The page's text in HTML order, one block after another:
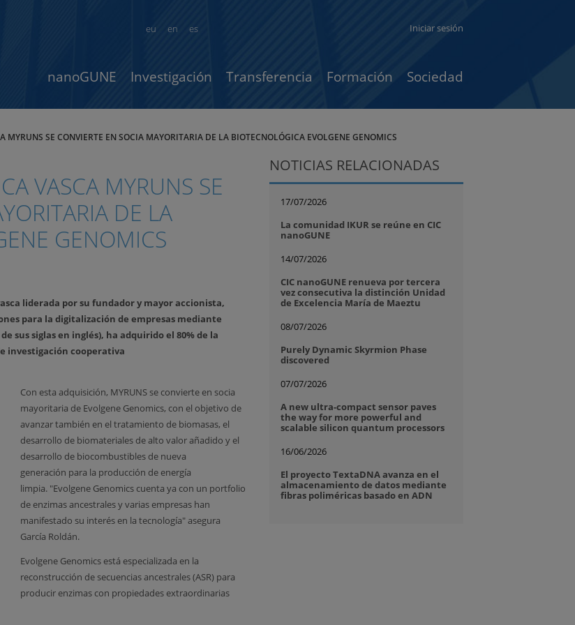
en es
eu Iniciar sesión
nanoGUNE Investigación Transferencia Formación Sociedad
MYRUNS SE CONVIERTE EN SOCIA MAYORITARIA DE LA BIOTECNOLÓGICA EVOLGENE GENOMICS
VASCA MYRUNS SE
DE LA
GENOMICS
liderada por su fundador y mayor accionista,
para la digitalización de empresas mediante
sus siglas en inglés), ha adquirido el 80% de la
investigación cooperativa
Con esta adquisición, MYRUNS se convierte en socia
mayoritaria de Evolgene Genomics, con el objetivo de
avanzar también en el tratamiento de biomasas, el
desarrollo de biomateriales de alto valor añadido y el
desarrollo de biocombustibles de nueva
generación para la producción de energía
limpia. "Evolgene Genomics cuenta ya con un portfolio
de enzimas ancestrales y varias empresas han
manifestado su interés en la tecnología" asegura
García Roldán.
Evolgene Genomics está especializada en la
reconstrucción de secuencias ancestrales (ASR) para
producir enzimas con propiedades extraordinarias
NOTICIAS RELACIONADAS
17/07/2026
La comunidad IKUR se reúne en CIC
nanoGUNE
14/07/2026
CIC nanoGUNE renueva por tercera
vez consecutiva la distinción Unidad
de Excelencia María de Maeztu
08/07/2026
Purely Dynamic Skyrmion Phase
discovered
07/07/2026
A new ultra-compact sensor paves
the way for more powerful and
scalable silicon quantum processors
16/06/2026
El proyecto TextaDNA avanza en el
almacenamiento de datos mediante
fibras poliméricas basado en ADN